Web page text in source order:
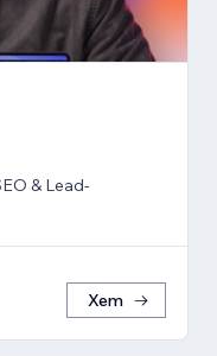
& Lead-
Xem